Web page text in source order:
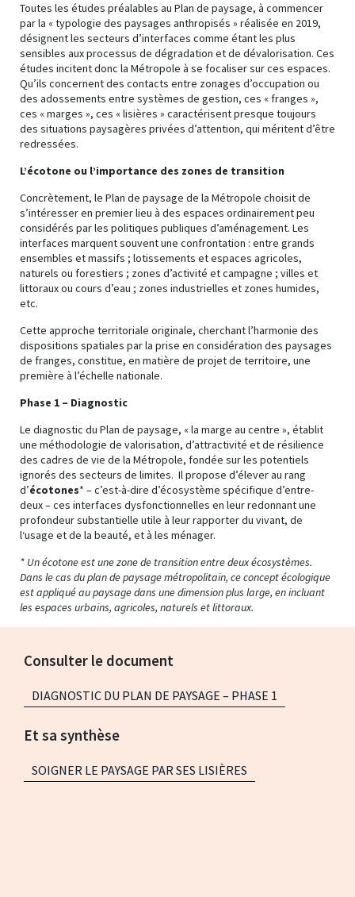
Toutes les études préalables au Plan de paysage, à commencer
par la « typologie des paysages anthropisés » réalisée en 2019,
désignent les secteurs d’interfaces comme étant les plus
sensibles aux processus de dégradation et de dévalorisation. Ces
études incitent donc la Métropole à se focaliser sur ces espaces.
Qu’ils concernent des contacts entre zonages d’occupation ou
des adossements entre systèmes de gestion, ces « franges »,
ces « marges », ces « lisières » caractérisent presque toujours
des situations paysagères privées d’attention, qui méritent d’être
redressées.
L’écotone ou l’importance des zones de transition
Concrètement, le Plan de paysage de la Métropole choisit de
s’intéresser en premier lieu à des espaces ordinairement peu
considérés par les politiques publiques d’aménagement. Les
interfaces marquent souvent une confrontation : entre grands
ensembles et massifs ; lotissements et espaces agricoles,
naturels ou forestiers ; zones d’activité et campagne ; villes et
littoraux ou cours d’eau ; zones industrielles et zones humides,
etc.
Cette approche territoriale originale, cherchant l’harmonie des
dispositions spatiales par la prise en considération des paysages
de franges, constitue, en matière de projet de territoire, une
première à l’échelle nationale.
Phase 1 – Diagnostic
Le diagnostic du Plan de paysage, « la marge au centre », établit
une méthodologie de valorisation, d’attractivité et de résilience
des cadres de vie de la Métropole, fondée sur les potentiels
ignorés des secteurs de limites. Il propose d’élever au rang
d’écotones* – c’est-à-dire d’écosystème spécifique d’entre-
deux – ces interfaces dysfonctionnelles en leur redonnant une
profondeur substantielle utile à leur rapporter du vivant, de
l‘usage et de la beauté, et à les ménager.
* Un écotone est une zone de transition entre deux écosystèmes.
Dans le cas du plan de paysage métropolitain, ce concept écologique
est appliqué au paysage dans une dimension plus large, en incluant
les espaces urbains, agricoles, naturels et littoraux.
Consulter le document
DIAGNOSTIC DU PLAN DE PAYSAGE – PHASE 1
Et sa synthèse
SOIGNER LE PAYSAGE PAR SES LISIÈRES